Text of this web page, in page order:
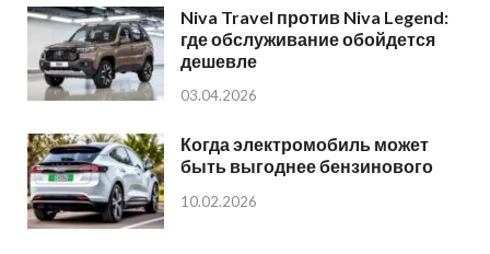
Niva Travel против Niva Legend:
где обслуживание обойдется
дешевле
03.04.2026
Когда электромобиль может
быть выгоднее бензинового
10.02.2026